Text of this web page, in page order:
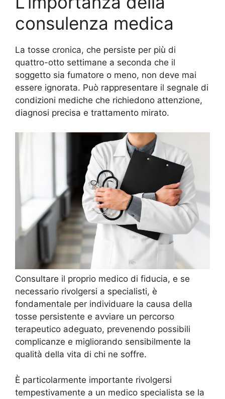
consulenza medica
La tosse cronica, che persiste per più di
quattro-otto settimane a seconda che il
soggetto sia fumatore o meno, non deve mai
essere ignorata. Può rappresentare il segnale di
condizioni mediche che richiedono attenzione,
diagnosi precisa e trattamento mirato.
Consultare il proprio medico di fiducia, e se
necessario rivolgersi a specialisti, è
fondamentale per individuare la causa della
tosse persistente e avviare un percorso
terapeutico adeguato, prevenendo possibili
complicanze e migliorando sensibilmente la
qualità della vita di chi ne soffre.
È particolarmente importante rivolgersi
tempestivamente a un medico specialista se la